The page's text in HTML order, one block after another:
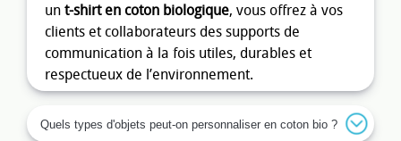
un t-shirt en coton biologique, vous offrez à vos
clients et collaborateurs des supports de
communication à la fois utiles, durables et
respectueux de l’environnement.
ne
sont plus seulement des cadeaux, mais des
Quels types d'objets peut-on personnaliser en coton bio ?